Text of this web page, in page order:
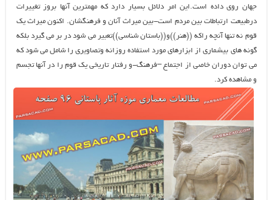
جهان روی داده است.این امر دلائل بسیار دارد که مهمترین آنها بروز تغییرات
درطبیعت ارتباطات بین مردم است-بین میراث آنان و فرهنگشان. اکنون میراث یک
قوم نه تنها آنچه راکه ((هنر))و((باستان شناسی))تعبیر می شود در بر می گیرد بلکه
گونه های بیشماری از ابزارهای مورد استفاده روزانه وتصاویری را شامل می شود که
می توان دوران خاصی از اجتماع –فرهنگ-و رفتار تاریخی یک قوم را در آنها تجسم
و مشاهده کرد.